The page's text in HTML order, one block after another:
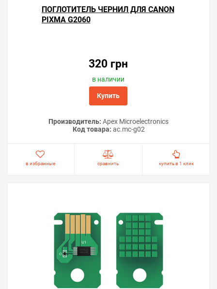
ПОГЛОТИТЕЛЬ ЧЕРНИЛ ДЛЯ CANON
PIXMA G2060
320 грн
в наличии
Купить
Производитель: Apex Microelectronics
Код товара: ac.mc-g02
в избранные сравнить купить в 1 клик